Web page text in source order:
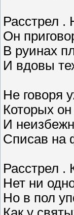
Расстрел .
Он
В руинах
И вдовы
Не говоря
Которых
И
Списав на
Расстрел .
Нет ни
Но в пол